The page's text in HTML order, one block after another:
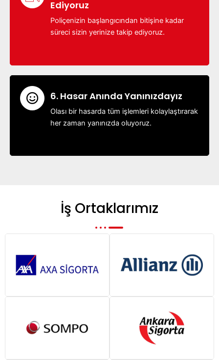
Ediyoruz
Poliçenizin başlangıcından bitişine kadar
süreci sizin yerinize takip ediyoruz.
6. Hasar Anında Yanınızdayız
Olası bir hasarda tüm işlemleri kolaylaştırarak
her zaman yanınızda oluyoruz.
İş Ortaklarımız